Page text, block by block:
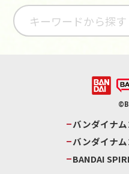
バンダイナ
バンダイナ
BANDAI